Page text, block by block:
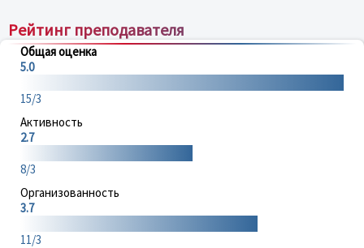
Рейтинг преподавателя
Общая оценка
5.0
15/3
Активность
2.7
8/3
Организованность
3.7
11/3